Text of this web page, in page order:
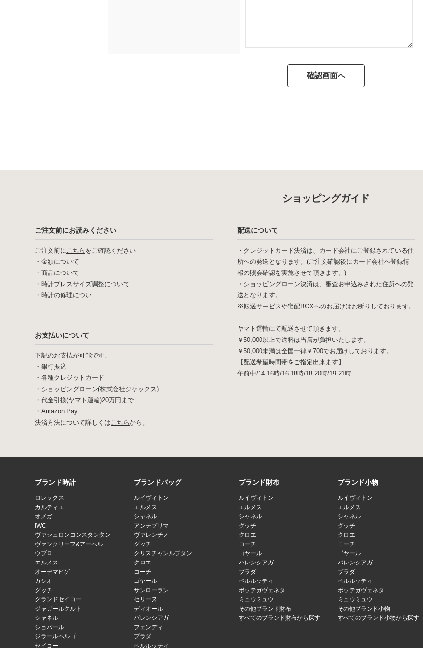
ショッピングガイド
ご注文前にお読みください
ご注文前にこちら をご確認ください
・ 金額について
・ 商品について
・ 時計ブレスサイズ調整について
・ 時計の修理につい
お支払いについて
下記のお支払が可能です。
・銀行振込
・各種クレジットカード
・ショッピングローン(株式会社ジャックス)
・代金引換(ヤマト運輸)20万円まで
・Amazon Pay
決済方法について詳しくはこちらから。
配送について
・クレジットカード決済は、カード会社にご登録されている住
所への発送となります。(ご注文確認後にカード会社へ登録情
報の照会確認を実施させて頂きます。)
・ショッピングローン決済は、審査お申込みされた住所への発
送となります。
※転送サービスや宅配BOXへのお届けはお断りしております。
ヤマト運輸にて配送させて頂きます。
￥50,000以上で送料は当店が負担いたします。
￥50,000未満は全国一律￥700でお届けしております。
【配送希望時間帯をご指定出来ます】
午前中/14-16時/16-18時/18-20時/19-21時
ブランド時計
ロレックス
カルティエ
オメガ
IWC
ヴァシュロンコンスタンタン
ヴァンクリーフ&アーペル
ウブロ
エルメス
オーデマピゲ
カシオ
グッチ
グランドセイコー
ジャガールクルト
シャネル
ショパール
ジラールペルゴ
セイコー
ブランドバッグ
ルイヴィトン
エルメス
シャネル
アンテプリマ
ヴァレンチノ
グッチ
クリスチャンルブタン
クロエ
コーチ
ゴヤール
サンローラン
セリーヌ
ディオール
バレンシアガ
フェンディ
プラダ
ベルルッティ
ブランド財布
ルイヴィトン
エルメス
シャネル
グッチ
クロエ
コーチ
ゴヤール
バレンシアガ
プラダ
ベルルッティ
ボッテガヴェネタ
ミュウミュウ
その他ブランド財布
すべてのブランド財布から探す
ブランド小物
ルイヴィトン
エルメス
シャネル
グッチ
クロエ
コーチ
ゴヤール
バレンシアガ
プラダ
ベルルッティ
ボッテガヴェネタ
ミュウミュウ
その他ブランド小物
すべてのブランド小物から探す